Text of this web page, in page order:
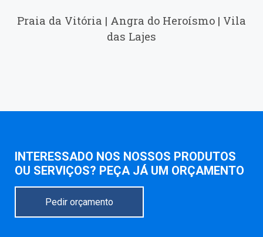
Praia da Vitória | Angra do Heroísmo | Vila
das Lajes
INTERESSADO NOS NOSSOS PRODUTOS
OU SERVIÇOS? PEÇA JÁ UM ORÇAMENTO
Pedir orçamento